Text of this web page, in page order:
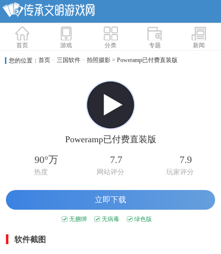
首页 游戏 分类 专题 新闻
您的位置： 首页 > 三国软件 > 拍照摄影 > Poweramp已付费直装版
Poweramp已付费直装版
90°万
热度
7.7
网站评分
7.9
玩家评分
立即下载
无捆绑 无病毒 绿色版
软件截图